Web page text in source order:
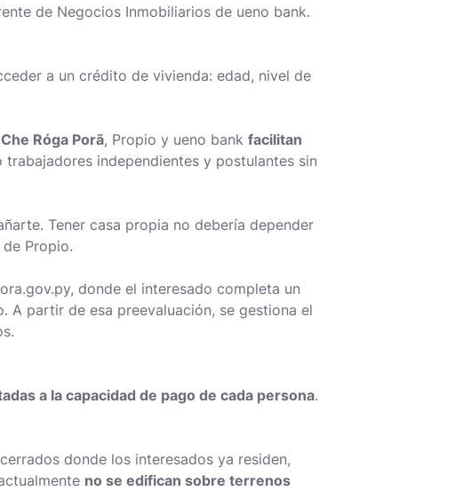
de Negocios Inmobiliarios de ueno bank.
a un crédito de vivienda: edad, nivel de
Che Róga Porã, Propio y ueno bank facilitan
trabajadores independientes y postulantes sin
Tener casa propia no debería depender
Propio.
, donde el interesado completa un
A partir de esa preevaluación, se gestiona el
a la capacidad de pago de cada persona.
donde los interesados ya residen,
no se edifican sobre terrenos